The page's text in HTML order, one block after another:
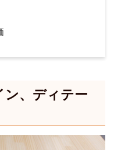
ン、ディテー